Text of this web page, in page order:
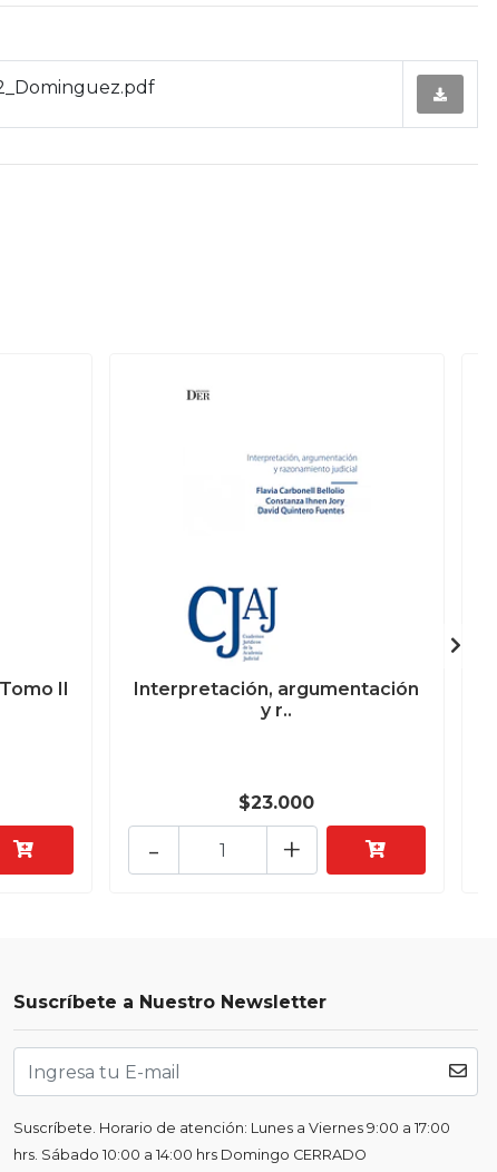
II
Interpretación, argumentación
y r..
$23.000
+
-
Suscríbete a Nuestro Newsletter
Suscríbete. Horario de atención: Lunes a Viernes 9:00 a 17:00
hrs. Sábado 10:00 a 14:00 hrs Domingo CERRADO